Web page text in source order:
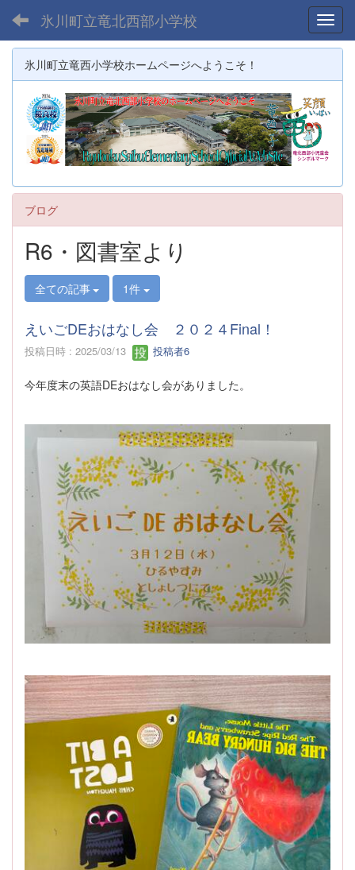
氷川町立竜北西部小学校
氷川町立竜西小学校ホームページへようこそ！
ブログ
R6・図書室より
全ての記事 1件
えいごDEおはなし会 ２０２４Final！
投稿日時 : 2025/03/13 投稿者6
今年度末の英語DEおはなし会がありました。